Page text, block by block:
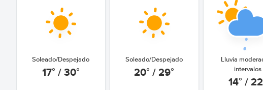
Soleado/Despejado
17° / 30°
Soleado/Despejado
20° / 29°
Lluvia
intervalos
14° /